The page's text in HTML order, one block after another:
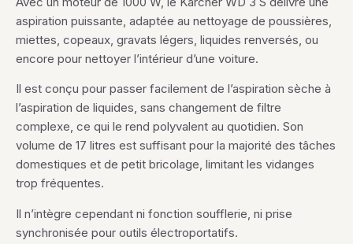
aspiration puissante, adaptée au nettoyage de poussières,
miettes, copeaux, gravats légers, liquides renversés, ou
encore pour nettoyer l’intérieur d’une voiture.
Il est conçu pour passer facilement de l’aspiration sèche à
l’aspiration de liquides, sans changement de filtre
complexe, ce qui le rend polyvalent au quotidien. Son
volume de 17 litres est suffisant pour la majorité des tâches
domestiques et de petit bricolage, limitant les vidanges
trop fréquentes.
Il n’intègre cependant ni fonction soufflerie, ni prise
synchronisée pour outils électroportatifs.